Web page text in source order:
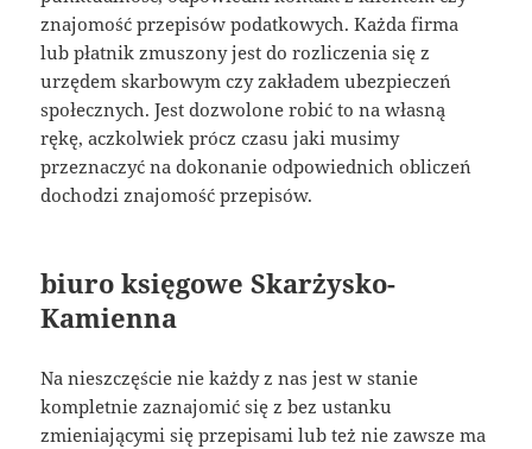
znajomość przepisów podatkowych. Każda firma
lub płatnik zmuszony jest do rozliczenia się z
urzędem skarbowym czy zakładem ubezpieczeń
społecznych. Jest dozwolone robić to na własną
rękę, aczkolwiek prócz czasu jaki musimy
przeznaczyć na dokonanie odpowiednich obliczeń
dochodzi znajomość przepisów.
biuro księgowe Skarżysko-
Kamienna
Na nieszczęście nie każdy z nas jest w stanie
kompletnie zaznajomić się z bez ustanku
zmieniającymi się przepisami lub też nie zawsze ma